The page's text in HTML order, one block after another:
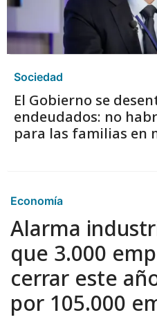
Sociedad
El Gobierno se
endeudados: no
para las familias en
Economía
Alarma
que 3.000
cerrar este
por 105.000